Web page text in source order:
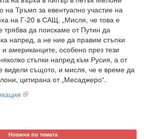
на Тръмп за евентуално участие на
на Г-20 в САЩ. „Мисля, че това е
трябва да поискаме от Путин да
напред, а не ние да правим стъпки
американците, особено през тези
стъпки напред към Русия, а от
видели същото, и мисля, че е време да
цитирана от „Месаджеро“.
Новини по темата